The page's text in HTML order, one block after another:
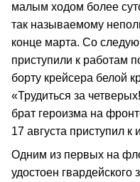
малым ходом более
так называемому
конце марта. Со
приступили к работам
борту крейсера белой
«Трудиться за
брат героизма на
17 августа приступил
Одним из первых на
удостоен